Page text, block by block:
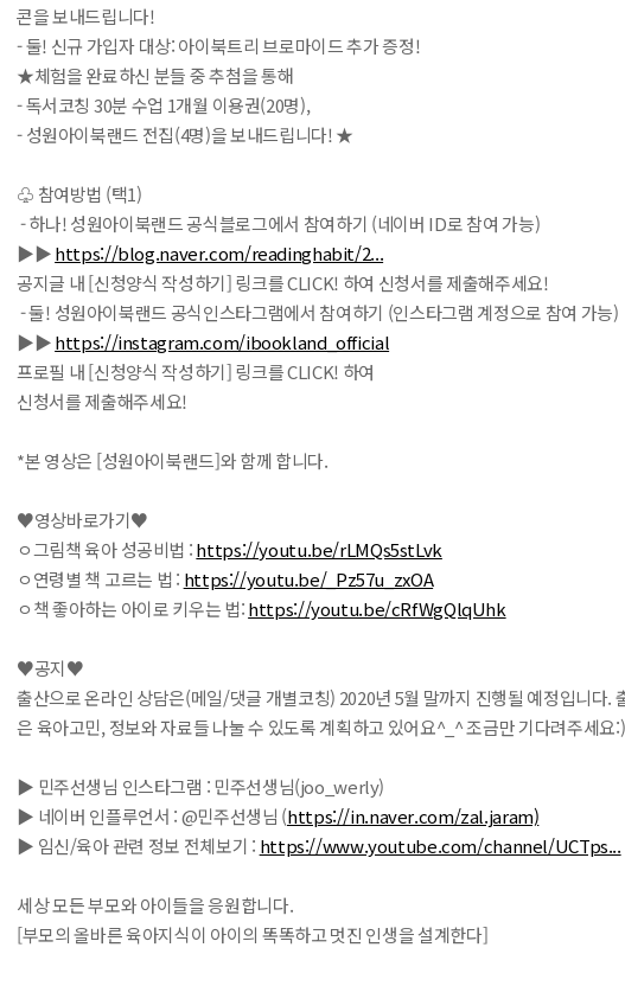
콘을 보내드립니다!
- 둘! 신규 가입자 대상: 아이북트리 브로마이드 추가 증정!
★체험을 완료하신 분들 중 추첨을 통해
- 독서코칭 30분 수업 1개월 이용권(20명),
- 성원아이북랜드 전집(4명)을 보내드립니다! ★
♧ 참여방법 (택1)
- 하나! 성원아이북랜드 공식블로그에서 참여하기 (네이버 ID로 참여 가능)
▶▶https://blog.naver.com/readinghabit/2...
공지글 내 [신청양식 작성하기] 링크를 CLICK! 하여 신청서를 제출해주세요!
- 둘! 성원아이북랜드 공식인스타그램에서 참여하기 (인스타그램 계정으로 참여 가능)
▶▶https://instagram.com/ibookland_official
프로필 내 [신청양식 작성하기] 링크를 CLICK! 하여
신청서를 제출해주세요!
*본 영상은 [성원아이북랜드]와 함께 합니다.
♥영상바로가기♥
ㅇ그림책 육아 성공비법 :https://youtu.be/rLMQs5stLvk
ㅇ연령별 책 고르는 법 : https://youtu.be/_Pz57u_zxOA
ㅇ책 좋아하는 아이로 키우는 법:https://youtu.be/cRfWgQlqUhk
♥공지♥
출산으로 온라인 상담은(메일/댓글 개별코칭) 2020년 5월 말까지 진행될 예정입니다.
은 육아고민, 정보와 자료들 나눌 수 있도록 계획하고 있어요^_^ 조금만 기다려주세요:)
▶ 민주선생님 인스타그램 : 민주선생님(joo_werly)
▶ 네이버 인플루언서 : @민주선생님 (https://in.naver.com/zal.jaram)
▶ 임신/육아 관련 정보 전체보기 : https://www.youtube.com/channel/UCTps...
세상 모든 부모와 아이들을 응원합니다.
[부모의 올바른 육아지식이 아이의 똑똑하고 멋진 인생을 설계한다]